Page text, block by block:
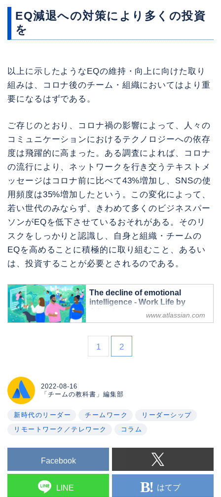
EQ減退への対策により多くの投資
を
以上に示したようなEQの維持・向上に向けた取り
組みは、コロナ後のチーム・組織においてはより重
要になるはずである。
ご存じのとおり、コロナ禍の影響によって、人々の
コミュニケーションにおけるテクノロジーへの依存
度は飛躍的に高まった。ある調査によれば、コロナ
の流行により、ネットワークを行き交うテキストメ
ッセージはコロナ前に比べて43%増加し、SNSの使
用頻度は35%増加したという。この変化によって、
若い世代のみならず、きわめて多くのビジネスパー
ソンがEQを低下させているおそれがある。そのリ
スクをしっかりと認識し、自身と組織・チームの
EQを高めることに積極的に取り組むこと、あるい
は、投資することが必要とされるのである。
The decline of emotional
intelligence - Work Life by
See how emotional intelligence has
declined in the past couple of decades
and how to mitigate the effects at
work and in our personal lives.
www.atlassian.com
1 2
2022-08-16
「チームの教科書」編集部
新時代のリーダー チームワーク
リーダーシップ
リモートワーク／テレワーク
コラム
Facebook
LINE はてブ